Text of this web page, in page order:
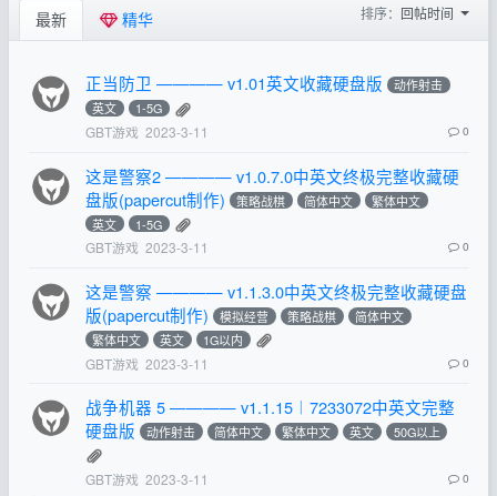
最新 精华 排序： 回帖时间
正当防卫 ———— v1.01英文收藏硬盘版
动作射击
英文
1-5G
GBT游戏 2023-3-11 0
这是警察2 ———— v1.0.7.0中英文终极完整收藏硬
盘版(papercut制作)
策略战棋 简体中文
繁体中文
英文
1-5G
GBT游戏 2023-3-11 0
这是警察 ———— v1.1.3.0中英文终极完整收藏硬盘
版(papercut制作)
模拟经营 策略战棋
简体中文
繁体中文
英文 1G以内
GBT游戏 2023-3-11 0
战争机器 5 ———— v1.1.15︱7233072中英文完整
硬盘版
动作射击 简体中文 繁体中文 英文 50G以上
GBT游戏 2023-3-11 0